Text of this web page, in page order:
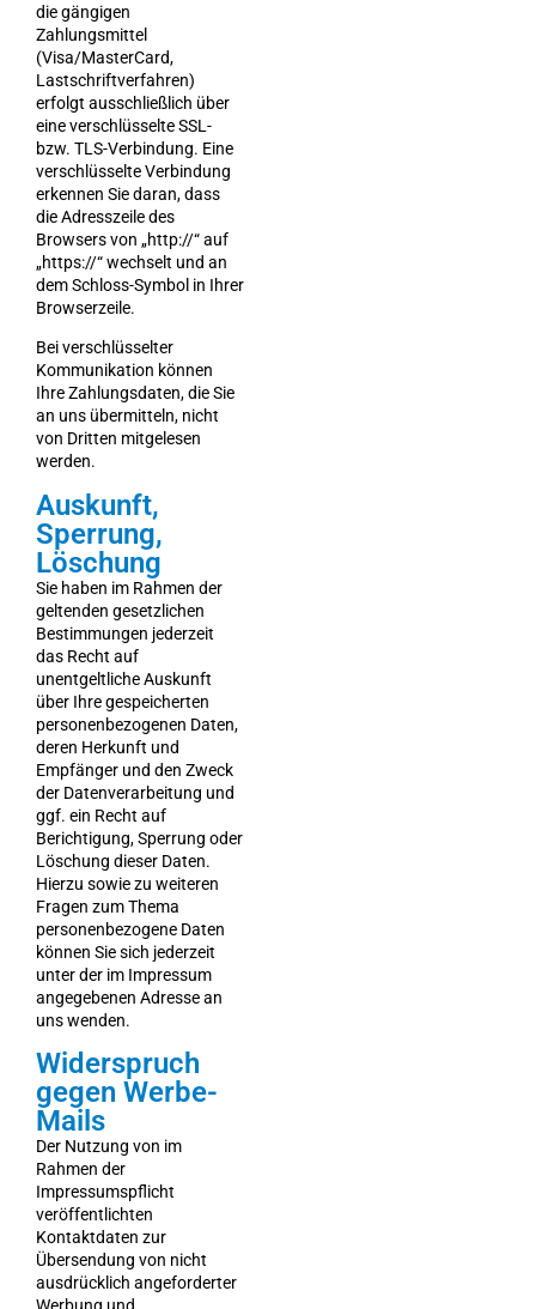
die gängigen
Zahlungsmittel
(Visa/MasterCard,
Lastschriftverfahren)
erfolgt ausschließlich über
eine verschlüsselte SSL-
bzw. TLS-Verbindung. Eine
verschlüsselte Verbindung
erkennen Sie daran, dass
die Adresszeile des
Browsers von „http://“ auf
„https://“ wechselt und an
dem Schloss-Symbol in Ihrer
Browserzeile.
Bei verschlüsselter
Kommunikation können
Ihre Zahlungsdaten, die Sie
an uns übermitteln, nicht
von Dritten mitgelesen
werden.
Auskunft,
Sperrung,
Löschung
Sie haben im Rahmen der
geltenden gesetzlichen
Bestimmungen jederzeit
das Recht auf
unentgeltliche Auskunft
über Ihre gespeicherten
personenbezogenen Daten,
deren Herkunft und
Empfänger und den Zweck
der Datenverarbeitung und
ggf. ein Recht auf
Berichtigung, Sperrung oder
Löschung dieser Daten.
Hierzu sowie zu weiteren
Fragen zum Thema
personenbezogene Daten
können Sie sich jederzeit
unter der im Impressum
angegebenen Adresse an
uns wenden.
Widerspruch
gegen Werbe-
Mails
Der Nutzung von im
Rahmen der
Impressumspflicht
veröffentlichten
Kontaktdaten zur
Übersendung von nicht
ausdrücklich angeforderter